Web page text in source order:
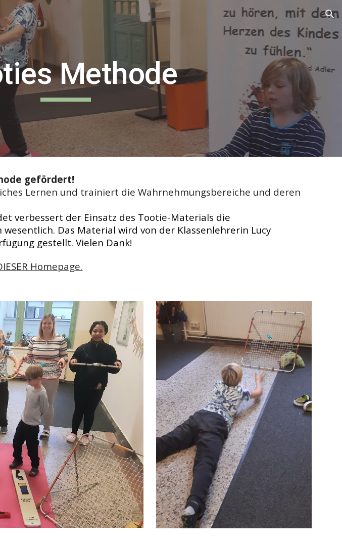
Methode
gefördert!
Lernen und trainiert die Wahrnehmungsbereiche und deren
verbessert der Einsatz des Tootie-Materials die
Das Material wird von der Klassenlehrerin Lucy
gestellt. Vielen Dank!
Homepage.